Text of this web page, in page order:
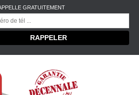
GRATUITEMENT